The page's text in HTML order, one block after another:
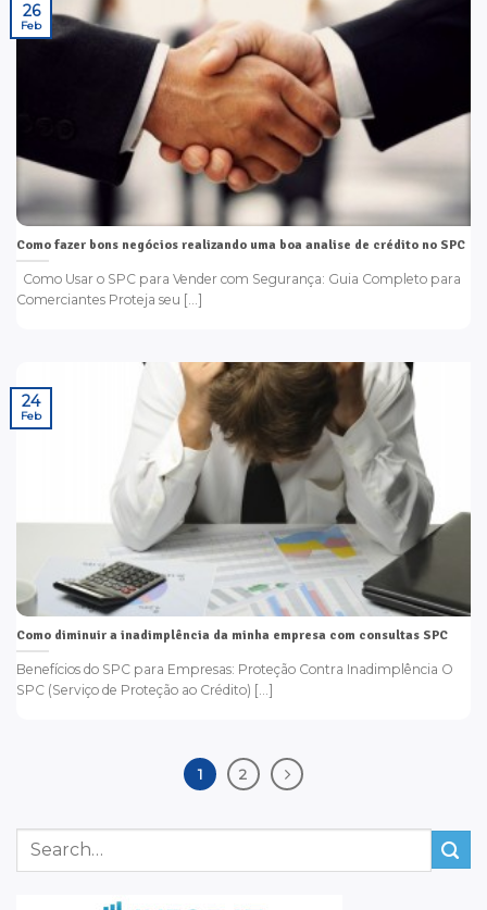
Como fazer bons negócios realizando uma boa analise de crédito no SPC
Como Usar o SPC para Vender com Segurança: Guia Completo para
Comerciantes Proteja seu [...]
26
Feb
Como diminuir a inadimplência da minha empresa com consultas SPC
Benefícios do SPC para Empresas: Proteção Contra Inadimplência O
SPC (Serviço de Proteção ao Crédito) [...]
24
Feb
1 2